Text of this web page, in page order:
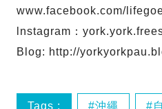
www.facebook.com/
lnstagram：
Blog: http://
Tags : 沖繩